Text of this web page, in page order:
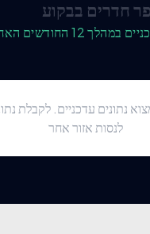
חדרים בבקוע
החודשים האחרונים
נתונים עדכניים. לקבלת
לנסות אזור אחר